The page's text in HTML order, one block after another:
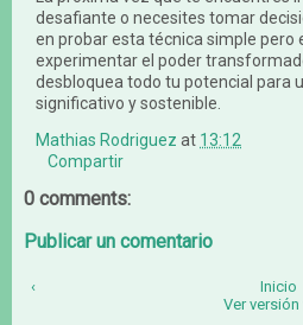
desafiante o necesites tomar
en probar esta técnica simple pero
experimentar el poder
desbloquea todo tu potencial para
significativo y sostenible.
Mathias Rodriguez at 13:12
Compartir
0 comments:
Publicar un comentario
‹
Inicio
Ver versión